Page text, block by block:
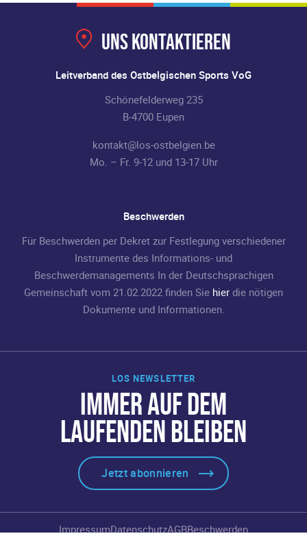
LOS NEWSLETTER
IMMER AUF DEM
LAUFENDEN BLEIBEN
Jetzt abonnieren
Uns kontaktieren
Leitverband des Ostbelgischen Sports VoG
Schönefelderweg 235
B-4700 Eupen
kontakt@los-ostbelgien.be
Mo. – Fr. 9-12 und 13-17 Uhr
Beschwerden
Für Beschwerden per Dekret zur Festlegung verschiedener
Instrumente des Informations- und
Beschwerdemanagements In der Deutschsprachigen
Gemeinschaft vom 21.02.2022 finden Sie hier die nötigen
Dokumente und Informationen.
ImpressumDatenschutzAGBBeschwerden